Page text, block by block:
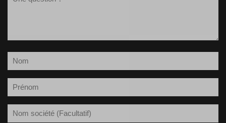
(Nécessaire)
(Nécessaire)